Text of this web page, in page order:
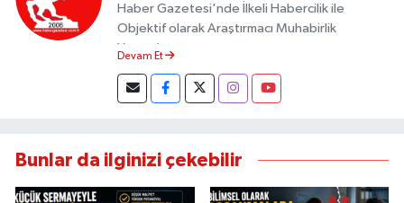
Haber Gazetesi'nde İlkeli Habercilik ile
Objektif olarak Araştırmacı Muhabirlik
Yapmaktayım.
Devam Et
Bunlar da ilginizi çekebilir